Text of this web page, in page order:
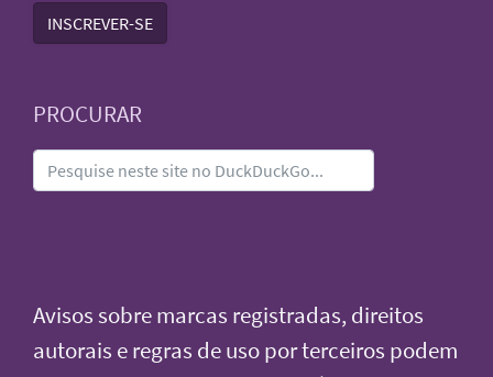
INSCREVER-SE
PROCURAR
Avisos sobre marcas registradas, direitos
autorais e regras de uso por terceiros podem